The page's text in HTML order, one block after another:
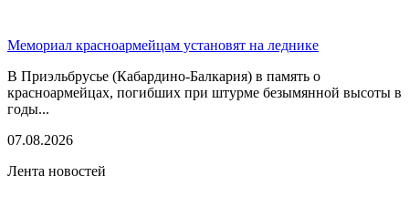
Мемориал красноармейцам установят на леднике
В Приэльбрусье (Кабардино-Балкария) в память о
красноармейцах, погибших при штурме безымянной высоты в
годы...
07.08.2026
Лента новостей